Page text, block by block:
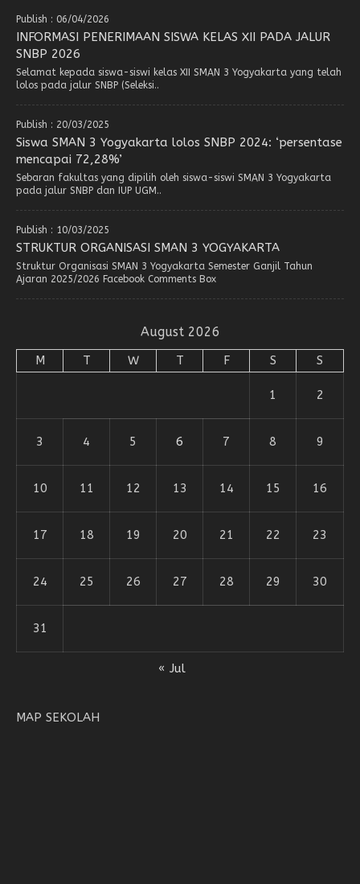
Publish : 06/04/2026
INFORMASI PENERIMAAN SISWA KELAS XII PADA JALUR
SNBP 2026
Selamat kepada siswa-siswi kelas XII SMAN 3 Yogyakarta yang telah
lolos pada jalur SNBP (Seleksi..
Publish : 20/03/2025
Siswa SMAN 3 Yogyakarta lolos SNBP 2024: ‘persentase
mencapai 72,28%’
Sebaran fakultas yang dipilih oleh siswa-siswi SMAN 3 Yogyakarta
pada jalur SNBP dan IUP UGM..
Publish : 10/03/2025
STRUKTUR ORGANISASI SMAN 3 YOGYAKARTA
Struktur Organisasi SMAN 3 Yogyakarta Semester Ganjil Tahun
Ajaran 2025/2026 Facebook Comments Box
August 2026
M T W T F S S
1 2
3 4 5 6 7 8 9
10 11 12 13 14 15 16
17 18 19 20 21 22 23
24 25 26 27 28 29 30
31
« Jul
MAP SEKOLAH